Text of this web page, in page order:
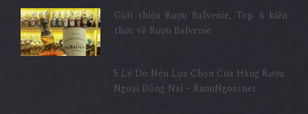
Giới thiệu Rượu Balvenie, Top 6 kiến
thức về Rượu Balvenie
5 Lý Do Nên Lựa Chọn Cửa Hàng Rượu
Ngoại Đồng Nai – RuouNgoai.net